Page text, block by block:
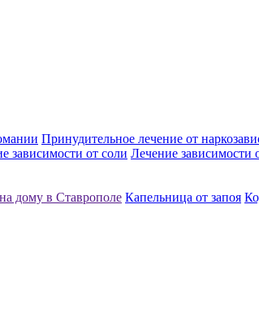
Принудительное лечение от
зависимости от соли Лечение зависимости
дому в Ставрополе Капельница от запоя